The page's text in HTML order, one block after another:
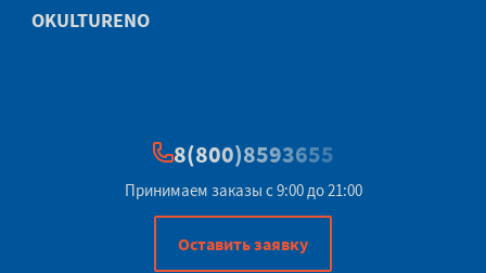
OKULTURENO
8(800)8593655
Принимаем заказы с 9:00 до 21:00
Оставить заявку